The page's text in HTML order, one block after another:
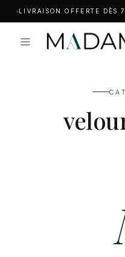
LIVRAISON OFFERTE DÈS